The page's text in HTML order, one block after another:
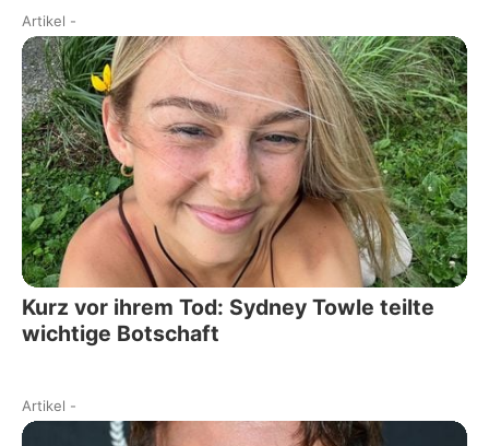
Artikel -
Kurz vor ihrem Tod: Sydney Towle teilte
wichtige Botschaft
Artikel -